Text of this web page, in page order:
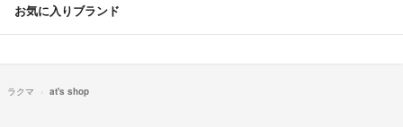
お気に入りブランド
ラクマ at's shop